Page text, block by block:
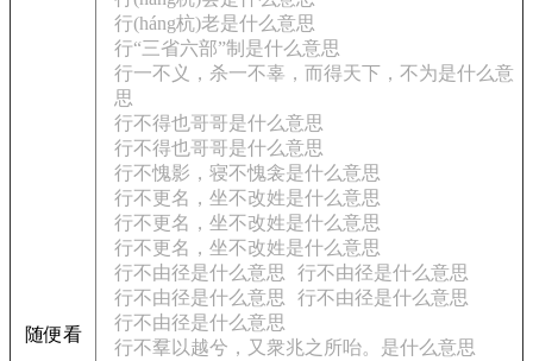
随便看
行(háng杭)老是什么意思
行“三省六部”制是什么意思
行一不义，杀一不辜，而得天下，不为是什么意
思
行不得也哥哥是什么意思
行不得也哥哥是什么意思
行不愧影，寝不愧衾是什么意思
行不更名，坐不改姓是什么意思
行不更名，坐不改姓是什么意思
行不更名，坐不改姓是什么意思
行不由径是什么意思
行不由径是什么意思
行不由径是什么意思
行不由径是什么意思
行不由径是什么意思
行不羣以越兮，又衆兆之所咍。是什么意思